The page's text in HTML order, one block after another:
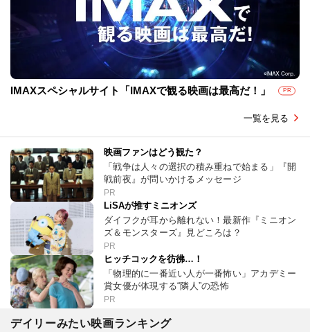
IMAXスペシャルサイト「IMAXで観る映画は最高だ！」 PR
一覧を見る
映画ファンはどう観た？
「戦争は人々の選択の積み重ねで始まる」『開
戦前夜』が問いかけるメッセージ
PR
LiSAが推すミニオンズ
ダイフクが耳から離れない！最新作『ミニオン
ズ＆モンスターズ』見どころは？
PR
ヒッチコックを彷彿…！
「物理的に一番近い人が一番怖い」アカデミー
賞女優が体現する“隣人”の恐怖
PR
デイリーみたい映画ランキング